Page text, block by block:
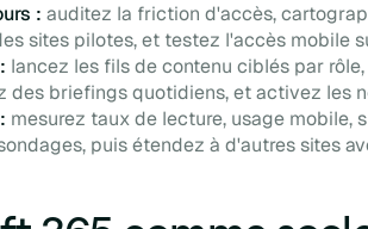
: auditez la friction d'accès,
sites pilotes, et testez l'accès mobile
lancez les fils de contenu ciblés par
des briefings quotidiens, et activez les
mesurez taux de lecture, usage mobile,
puis étendez à d'autres sites